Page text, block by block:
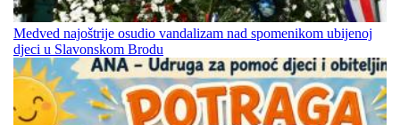
Medved najoštrije osudio vandalizam nad spomenikom ubijenoj
djeci u Slavonskom Brodu